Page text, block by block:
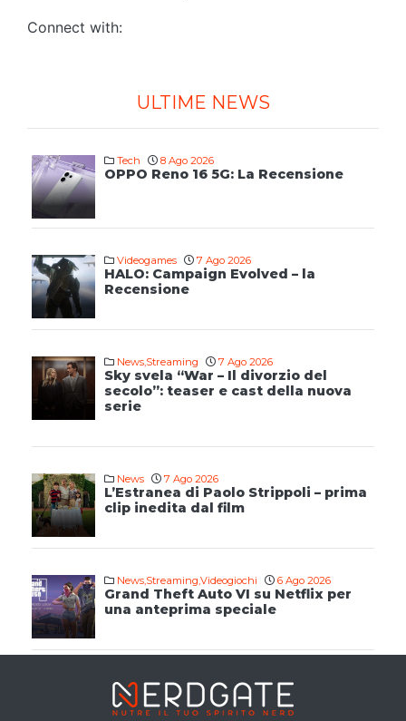
Connect with:
ULTIME NEWS
Tech 8 Ago 2026
OPPO Reno 16 5G: La Recensione
Videogames 7 Ago 2026
HALO: Campaign Evolved – la
Recensione
News,Streaming 7 Ago 2026
Sky svela “War – Il divorzio del
secolo”: teaser e cast della nuova
serie
News 7 Ago 2026
L’Estranea di Paolo Strippoli – prima
clip inedita dal film
News,Streaming,Videogiochi 6 Ago 2026
Grand Theft Auto VI su Netflix per
una anteprima speciale